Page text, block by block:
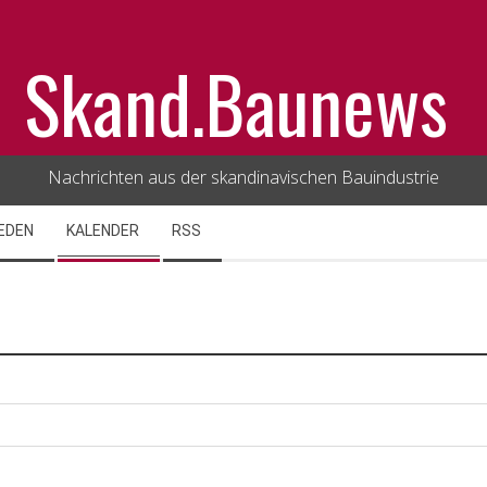
Skand.Baunews
Nachrichten aus der skandinavischen Bauindustrie
KALENDER RSS